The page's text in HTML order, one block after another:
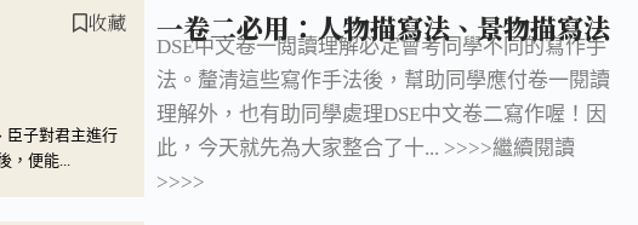
收藏
臣子對君主進行
，便能...
一卷二必用：人物描寫法、景物描寫法
DSE中文卷一閲讀理解必定會考同學不同的寫作手
法。釐清這些寫作手法後，幫助同學應付卷一閱讀
理解外，也有助同學處理DSE中文卷二寫作喔！因
此，今天就先為大家整合了十... >>>>繼續閱讀
>>>>